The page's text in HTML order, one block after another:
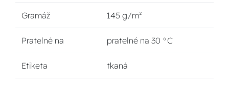
Gramáž 145 g/m²
Pratelné na pratelné na 30 °C
Etiketa tkaná